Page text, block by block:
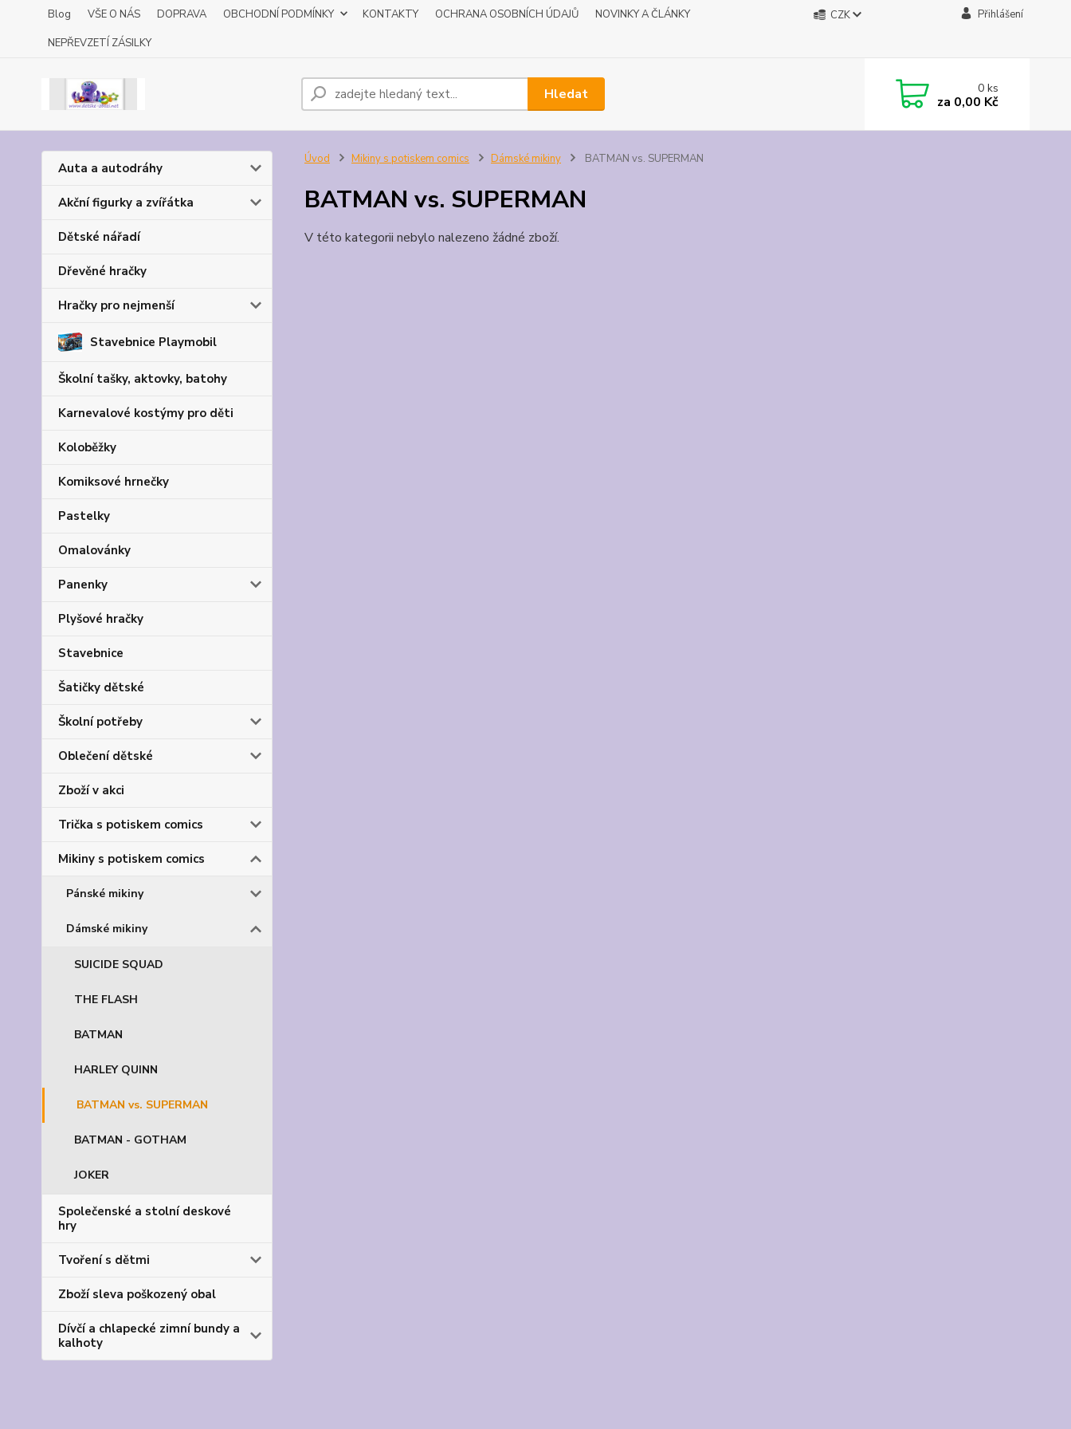
Blog VŠE O NÁS DOPRAVA OBCHODNÍ PODMÍNKY KONTAKTY OCHRANA OSOBNÍCH ÚDAJŮ
NOVINKY A ČLÁNKY
NEPŘEVZETÍ ZÁSILKY
CZK Přihlášení
Hledat 0ks
za 0,00 Kč
Auta a autodráhy
Akční figurky a zvířátka
Dětské nářadí
Dřevěné hračky
Hračky pro nejmenší
Stavebnice Playmobil
Školní tašky, aktovky, batohy
Karnevalové kostýmy pro děti
Koloběžky
Komiksové hrnečky
Pastelky
Omalovánky
Panenky
Plyšové hračky
Stavebnice
Šatičky dětské
Školní potřeby
Oblečení dětské
Zboží v akci
Trička s potiskem comics
Mikiny s potiskem comics
Pánské mikiny
Dámské mikiny
SUICIDE SQUAD
THE FLASH
BATMAN
HARLEY QUINN
BATMAN vs. SUPERMAN
BATMAN - GOTHAM
JOKER
Společenské a stolní deskové
hry
Tvoření s dětmi
Zboží sleva poškozený obal
Dívčí a chlapecké zimní bundy a
kalhoty
Úvod Mikiny s potiskem comics Dámské mikiny BATMAN vs. SUPERMAN
BATMAN vs. SUPERMAN
V této kategorii nebylo nalezeno žádné zboží.